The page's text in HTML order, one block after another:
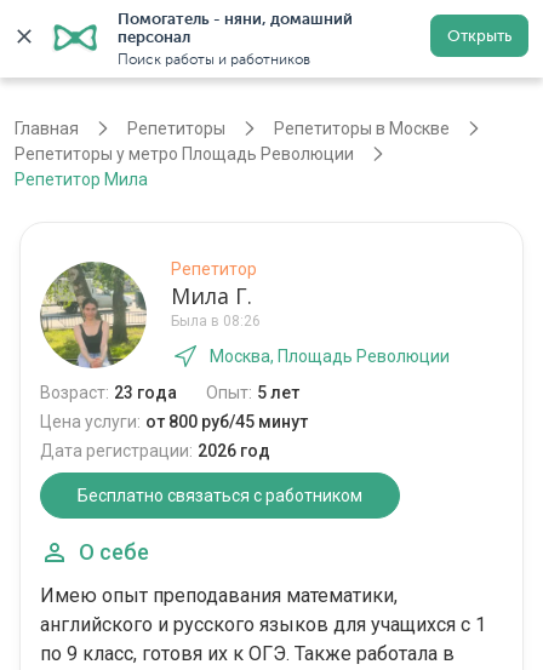
Помогатель - няни, домашний
персонал
Поиск работы и работников
Открыть
Регистрация
Главная Репетиторы
Репетиторы в Москве
Репетиторы у метро Площадь Революции
Репетитор Мила
Репетитор
Мила Г.
Была в 08:26
Москва, Площадь Революции
Возраст: 23 года Опыт: 5 лет
Цена услуги: от 800 руб/45 минут
Дата регистрации: 2026 год
Бесплатно связаться с работником
О себе
Имею опыт преподавания математики,
английского и русского языков для учащихся с 1
по 9 класс, готовя их к ОГЭ. Также работала в